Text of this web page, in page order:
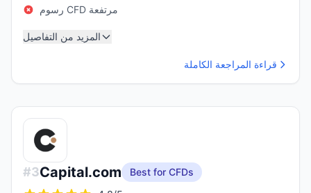
رسوم CFD مرتفعة
المزيد من التفاصيل
قراءة المراجعة الكاملة
#3Capital.com
Best for CFDs